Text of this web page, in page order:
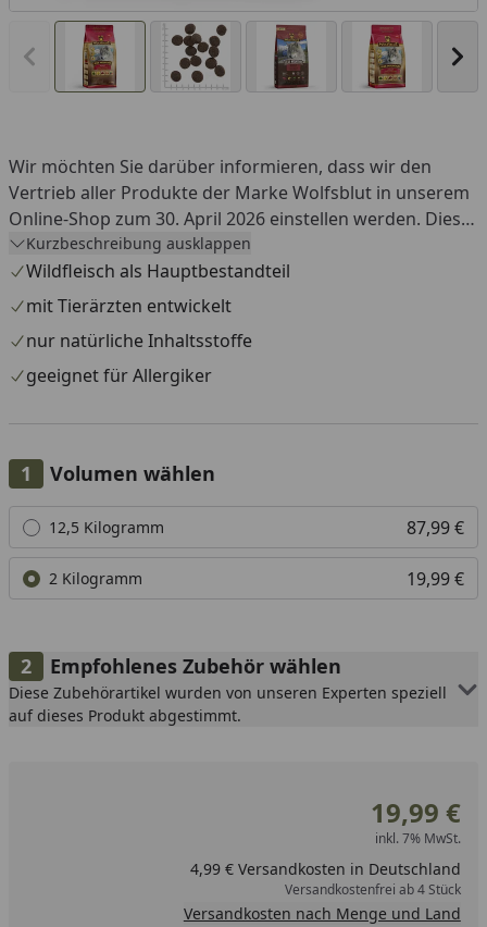
Vorheriges Bild anzeigen
Wir möchten Sie darüber informieren, dass wir den
Vertrieb aller Produkte der Marke Wolfsblut in unserem
Online-Shop zum 30. April 2026 einstellen werden. Diese
Entscheidung ist uns nicht leichtgefallen. Nach
sorgfältiger Abwägung im Hinblick auf verlässliche
Verfügbarkeiten, die Preisentwicklung sowie qualitative
veranlasst. Unser Anspruch ist es, Ihnen und Ihrem Tier
stets zuverlässig Produkte anbieten zu können, die
daran messen wir uns und unsere Lieferanten
gleichermaßen. Wir bieten Ihnen ein breites Spektrum
an alternativen Marken und Ernährungskonzepten zu
hervorragenden Preisen, die für höchste Qualität und
Verlässlichkeit stehen. Bitte beachten Sie diesbezüglich
unsere Alternativempfehlung am jeweiligen Artikel und
die Markenempfehlungen auf der Wolfsblut
Kurzbeschreibung ausklappen
Wildfleisch als Hauptbestandteil
mit Tierärzten entwickelt
nur natürliche Inhaltsstoffe
geeignet für Allergiker
Volumen wählen
Alle anzeigen (2)
12,5 Kilogramm 87,99 €
2 Kilogramm 19,99 €
Empfohlenes Zubehör wählen
Diese Zubehörartikel wurden von unseren Experten speziell
auf dieses Produkt abgestimmt.
19,99 €
inkl. 7% MwSt.
4,99 € Versandkosten in Deutschland
Versandkostenfrei ab 4 Stück
Versandkosten nach Menge und Land